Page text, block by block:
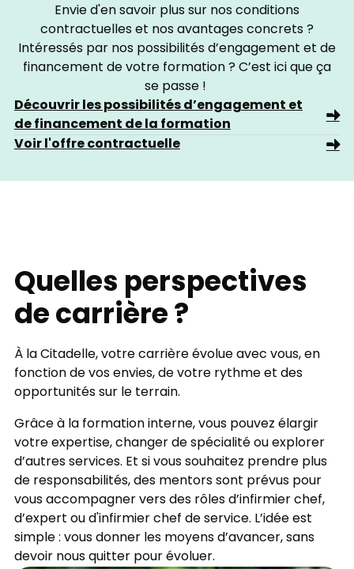
Envie d'en savoir plus sur nos conditions
contractuelles et nos avantages concrets ?
Intéressés par nos possibilités d’engagement et de
financement de votre formation ? C’est ici que ça
se passe !
Découvrir les possibilités d’engagement et
de financement de la formation
Voir l'offre contractuelle
Quelles perspectives
de carrière ?
À la Citadelle, votre carrière évolue avec vous, en
fonction de vos envies, de votre rythme et des
opportunités sur le terrain.
Grâce à la formation interne, vous pouvez élargir
votre expertise, changer de spécialité ou explorer
d’autres services. Et si vous souhaitez prendre plus
de responsabilités, des mentors sont prévus pour
vous accompagner vers des rôles d’infirmier chef,
d’expert ou d'infirmier chef de service. L’idée est
simple : vous donner les moyens d’avancer, sans
devoir nous quitter pour évoluer.